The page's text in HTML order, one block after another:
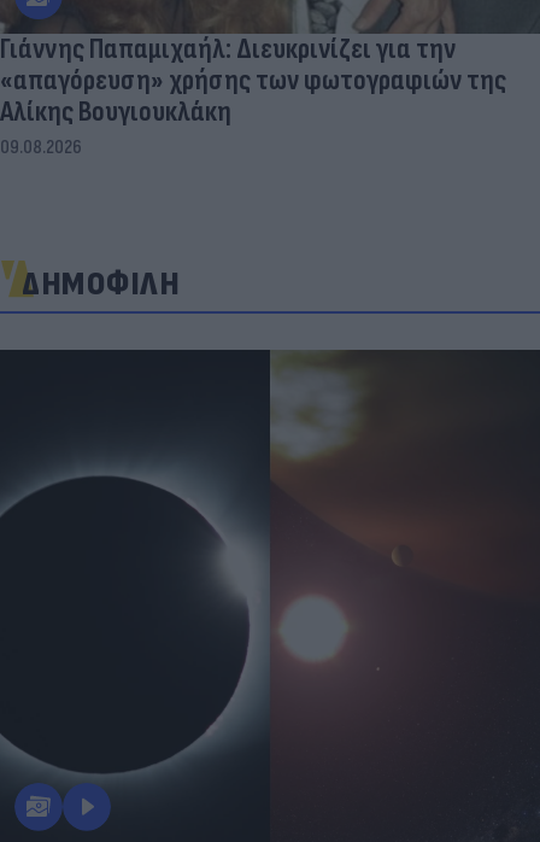
Γιάννης Παπαμιχαήλ: Διευκρινίζει για την
«απαγόρευση» χρήσης των φωτογραφιών της
Αλίκης Βουγιουκλάκη
09.08.2026
ΔΗΜΟΦΙΛΗ